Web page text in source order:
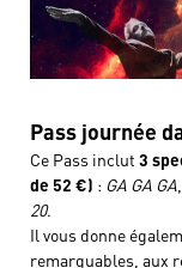
Pass journée
Ce Pass inclut 3
de 52 €) : GA GA GA
20.
Il vous donne
remarquables, aux